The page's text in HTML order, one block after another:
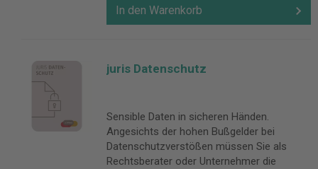
In den Warenkorb
juris Datenschutz
Sensible Daten in sicheren Händen.
Angesichts der hohen Bußgelder bei
Datenschutzverstößen müssen Sie als
Rechtsberater oder Unternehmer die